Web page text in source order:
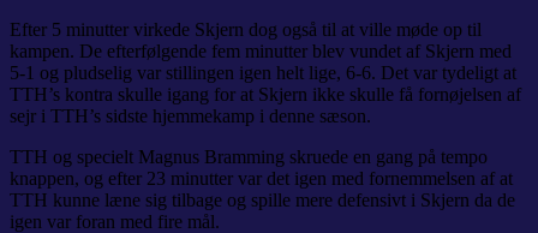
Efter 5 minutter virkede Skjern dog også til at ville møde op til
kampen. De efterfølgende fem minutter blev vundet af Skjern med
5-1 og pludselig var stillingen igen helt lige, 6-6. Det var tydeligt at
TTH’s kontra skulle igang for at Skjern ikke skulle få fornøjelsen af
sejr i TTH’s sidste hjemmekamp i denne sæson.
TTH og specielt Magnus Bramming skruede en gang på tempo
knappen, og efter 23 minutter var det igen med fornemmelsen af at
TTH kunne læne sig tilbage og spille mere defensivt i Skjern da de
igen var foran med fire mål.